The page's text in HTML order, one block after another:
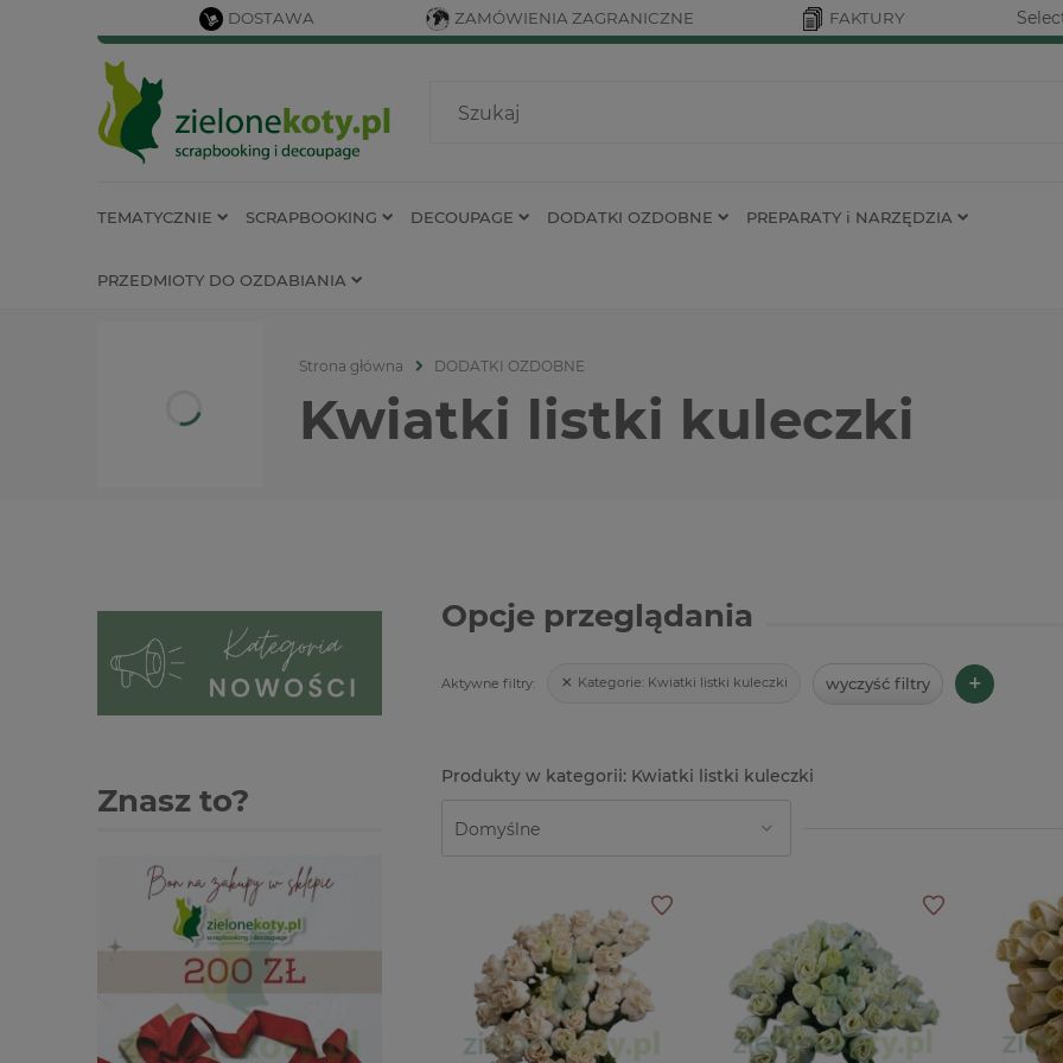
DOSTAWA ZAMÓWIENIA ZAGRANICZNE FAKTURY
TEMATYCZNIE SCRAPBOOKING DECOUPAGE DODATKI OZDOBNE PREPARATY i NARZĘDZIA
PRZEDMIOTY DO OZDABIANIA
Strona główna DODATKI OZDOBNE
Kwiatki listki kuleczki
Znasz to?
Opcje przeglądania
Aktywne filtry: Kategorie: Kwiatki listki kuleczki wyczyść filtry +
Kwiatki listki kuleczki